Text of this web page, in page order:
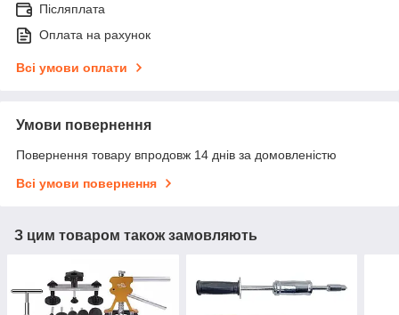
Післяплата
Оплата на рахунок
Всі умови оплати
Умови повернення
Повернення товару впродовж 14 днів за домовленістю
Всі умови повернення
З цим товаром також замовляють